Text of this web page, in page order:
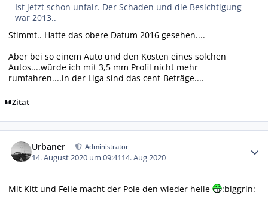
Ist jetzt schon unfair. Der Schaden und die Besichtigung
war 2013..
Stimmt.. Hatte das obere Datum 2016 gesehen....
Aber bei so einem Auto und den Kosten eines solchen
Autos....würde ich mit 3,5 mm Profil nicht mehr
rumfahren....in der Liga sind das cent-Beträge....
Zitat
Urbaner Administrator
14. August 2020 um 09:4114. Aug 2020
Mit Kitt und Feile macht der Pole den wieder heile :biggrin: